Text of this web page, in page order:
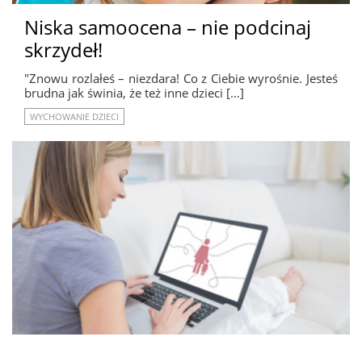
Niska samoocena – nie podcinaj
skrzydeł!
"Znowu rozlałeś – niezdara! Co z Ciebie wyrośnie. Jesteś
brudna jak świnia, że też inne dzieci […]
WYCHOWANIE DZIECI